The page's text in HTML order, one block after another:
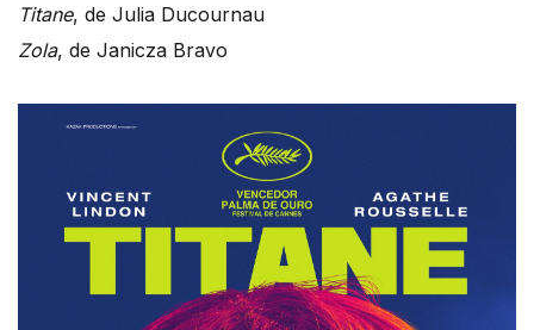
Titane, de Julia Ducournau
Zola, de Janicza Bravo